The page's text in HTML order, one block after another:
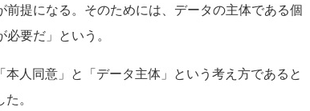
提になる。そのためには、データの主体である個
要だ」という。
人同意」と「データ主体」という考え方であると
。